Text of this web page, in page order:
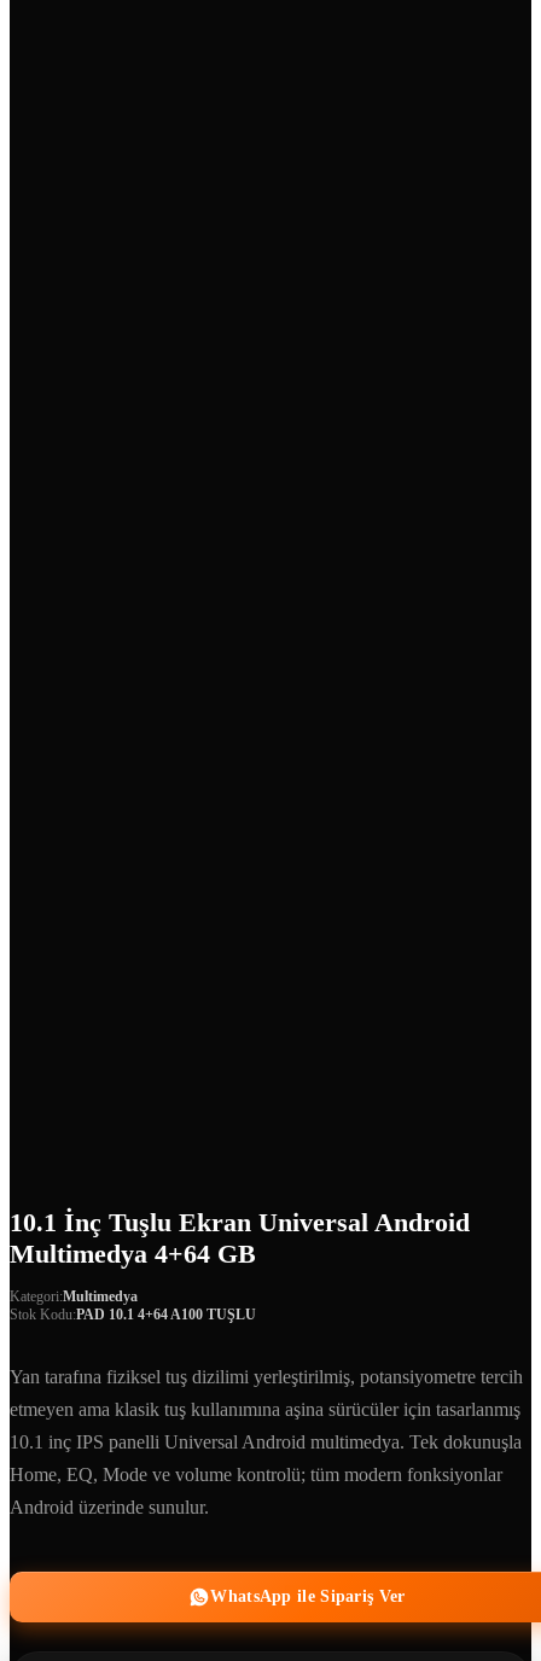
10.1 İnç Tuşlu Ekran Universal Android
Multimedya 4+64 GB
Kategori:Multimedya
Stok Kodu:PAD 10.1 4+64 A100 TUŞLU
Yan tarafına fiziksel tuş dizilimi yerleştirilmiş, potansiyometre tercih
etmeyen ama klasik tuş kullanımına aşina sürücüler için tasarlanmış
10.1 inç IPS panelli Universal Android multimedya. Tek dokunuşla
Home, EQ, Mode ve volume kontrolü; tüm modern fonksiyonlar
Android üzerinde sunulur.
WhatsApp ile Sipariş Ver